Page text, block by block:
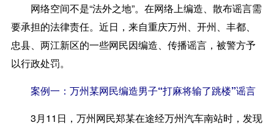
网络空间不是“法外之地”。在网络上编造、散布谣言需
要承担的法律责任。近日，来自重庆万州、开州、丰都、
忠县、两江新区的一些网民因编造、传播谣言，被警方予
以行政处罚。
案例一：万州某网民编造男子“打麻将输了跳楼”谣言
3月11日，万州网民郑某在途经万州汽车南站时，发现